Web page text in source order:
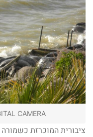
CAMERA
ציבורית המוכרזת